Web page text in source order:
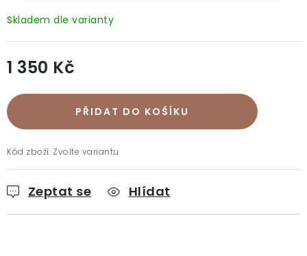
Kontakt
1 350 Kč
PŘIDAT DO KOŠÍKU
Kód zboží: Zvolte variantu
Zeptat se Hlídat